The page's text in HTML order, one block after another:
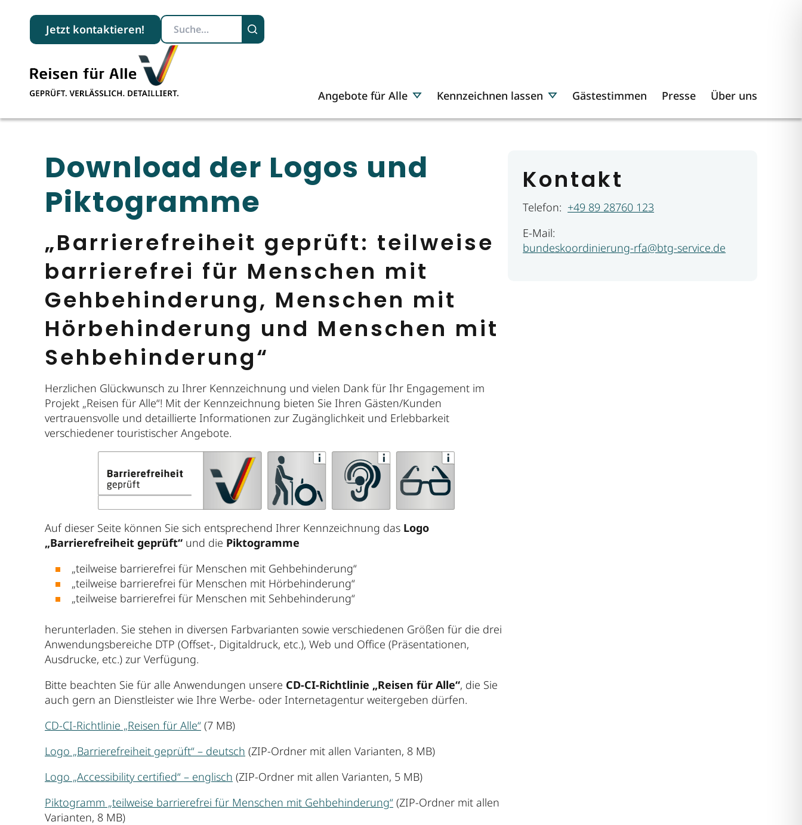
Angebote für Alle Kennzeichnen lassen Gästestimmen Presse Über uns
Jetzt kontaktieren!
Suchbegriff
Download der Logos und
Piktogramme
„Barrierefreiheit geprüft: teilweise
barrierefrei für Menschen mit
Gehbehinderung, Menschen mit
Hörbehinderung und Menschen mit
Sehbehinderung“
Herzlichen Glückwunsch zu Ihrer Kennzeichnung und vielen Dank für Ihr Engagement im
Projekt „Reisen für Alle“! Mit der Kennzeichnung bieten Sie Ihren Gästen/Kunden
vertrauensvolle und detaillierte Informationen zur Zugänglichkeit und Erlebbarkeit
verschiedener touristischer Angebote.
Auf dieser Seite können Sie sich entsprechend Ihrer Kennzeichnung das Logo
„Barrierefreiheit geprüft“ und die Piktogramme
„teilweise barrierefrei für Menschen mit Gehbehinderung“
„teilweise barrierefrei für Menschen mit Hörbehinderung“
„teilweise barrierefrei für Menschen mit Sehbehinderung“
herunterladen. Sie stehen in diversen Farbvarianten sowie verschiedenen Größen für die drei
Anwendungsbereiche DTP (Offset-, Digitaldruck, etc.), Web und Office (Präsentationen,
Ausdrucke, etc.) zur Verfügung.
Bitte beachten Sie für alle Anwendungen unsere CD-CI-Richtlinie „Reisen für Alle“, die Sie
auch gern an Dienstleister wie Ihre Werbe- oder Internetagentur weitergeben dürfen.
CD-CI-Richtlinie „Reisen für Alle“ (7 MB)
Logo „Barrierefreiheit geprüft“ – deutsch (ZIP-Ordner mit allen Varianten, 8 MB)
Logo „Accessibility certified“ – englisch (ZIP-Ordner mit allen Varianten, 5 MB)
Piktogramm „teilweise barrierefrei für Menschen mit Gehbehinderung“ (ZIP-Ordner mit allen
Varianten, 8 MB)
Kontakt
Telefon: +49 89 28760 123
E-Mail:
bundeskoordinierung-rfa@btg-service.de